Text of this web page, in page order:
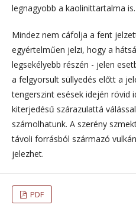
legnagyobb a kaolinittartalma is.
Mindez nem cáfolja a fent
egyértelműen jelzi, hogy a
legsekélyebb részén - jelen
a felgyorsult süllyedés előtt a
tengerszint esések idején rövid
kiterjedésű szárazulattá
számolhatunk. A szerény
távoli forrásból származó
jelezhet.
PDF